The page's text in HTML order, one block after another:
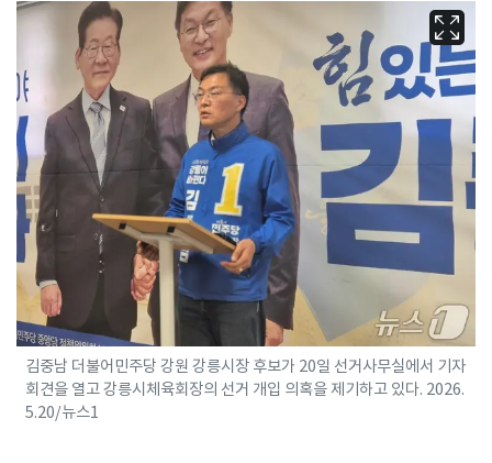
김중남 더불어민주당 강원 강릉시장 후보가 20일 선거사무실에서 기자
회견을 열고 강릉시체육회장의 선거 개입 의혹을 제기하고 있다. 2026.
5.20/뉴스1